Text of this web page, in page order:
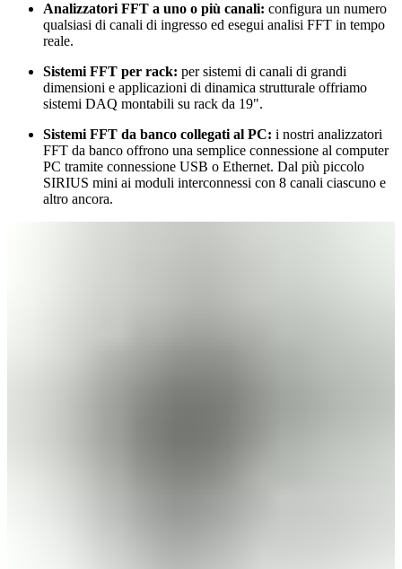
Analizzatori FFT a uno o più canali: configura un numero
qualsiasi di canali di ingresso ed esegui analisi FFT in tempo
reale.
Sistemi FFT per rack: per sistemi di canali di grandi
dimensioni e applicazioni di dinamica strutturale offriamo
sistemi DAQ montabili su rack da 19".
Sistemi FFT da banco collegati al PC: i nostri analizzatori
FFT da banco offrono una semplice connessione al computer
PC tramite connessione USB o Ethernet. Dal più piccolo
SIRIUS mini ai moduli interconnessi con 8 canali ciascuno e
altro ancora.